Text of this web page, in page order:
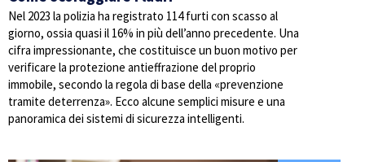
Nel 2023 la polizia ha registrato 114 furti con scasso al
giorno, ossia quasi il 16% in più dell’anno precedente. Una
cifra impressionante, che costituisce un buon motivo per
verificare la protezione antieffrazione del proprio
immobile, secondo la regola di base della «prevenzione
tramite deterrenza». Ecco alcune semplici misure e una
panoramica dei sistemi di sicurezza intelligenti.